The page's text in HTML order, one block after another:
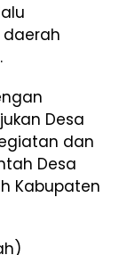
Desa
dan
Desa
Kabupaten